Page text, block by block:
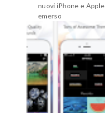
nuovi iPhone e
emerso